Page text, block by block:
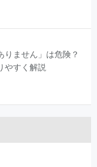
りません」は危険？
やすく解説